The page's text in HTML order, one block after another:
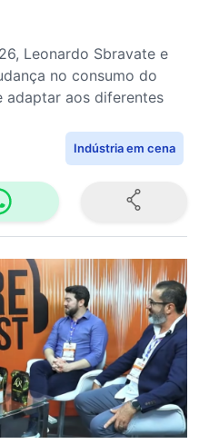
Leonardo Sbravate e
no consumo do
adaptar aos diferentes
Indústria em cena